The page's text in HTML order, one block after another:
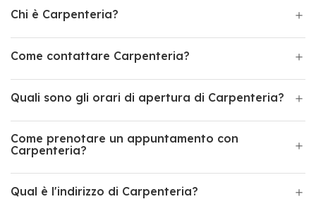
Chi è Carpenteria?
Come contattare Carpenteria?
Quali sono gli orari di apertura di Carpenteria?
Come prenotare un appuntamento con
Carpenteria?
Qual è l'indirizzo di Carpenteria?